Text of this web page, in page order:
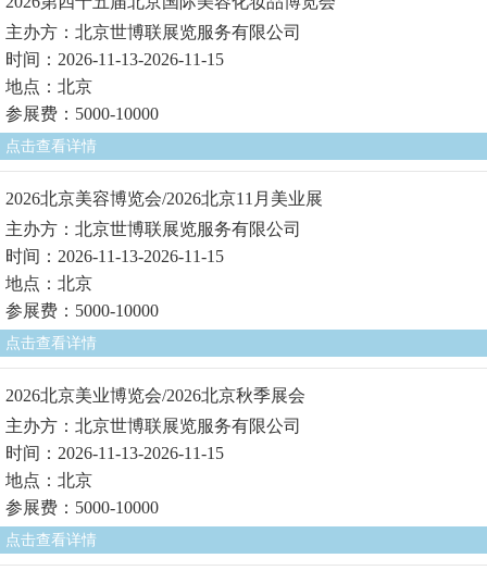
主办方：北京世博联展览服务有限公司
时间：2026-11-13-2026-11-15
地点：北京
参展费：5000-10000
点击查看详情
2026北京美容博览会/2026北京11月美业展
主办方：北京世博联展览服务有限公司
时间：2026-11-13-2026-11-15
地点：北京
参展费：5000-10000
点击查看详情
2026北京美业博览会/2026北京秋季展会
主办方：北京世博联展览服务有限公司
时间：2026-11-13-2026-11-15
地点：北京
参展费：5000-10000
点击查看详情